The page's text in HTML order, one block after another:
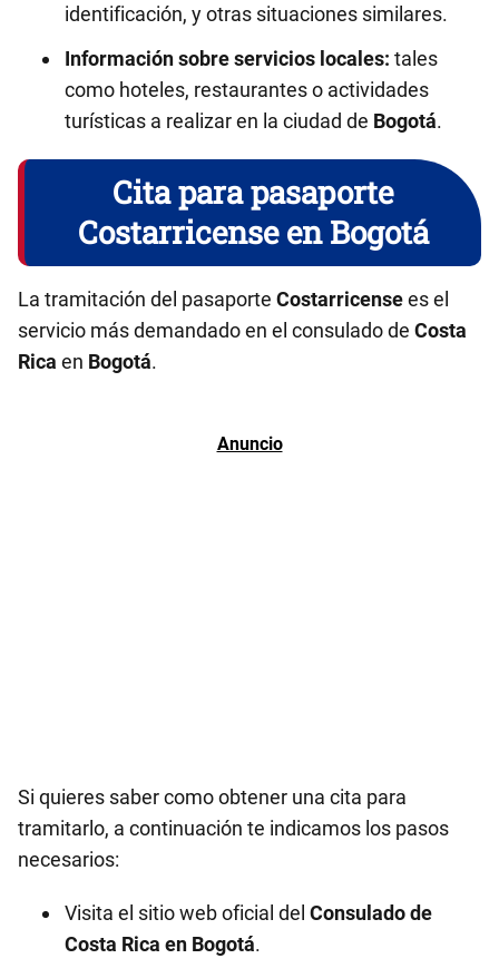
identificación, y otras situaciones similares.
Información sobre servicios locales: tales
como hoteles, restaurantes o actividades
turísticas a realizar en la ciudad de Bogotá.
Cita para pasaporte
Costarricense en Bogotá
La tramitación del pasaporte Costarricensees el
servicio más demandado en el consulado de Costa
Rica en Bogotá.
Si quieres saber como obtener una cita para
tramitarlo, a continuación te indicamos los pasos
necesarios:
Visita el sitio web oficial del Consulado de
Costa Rica en Bogotá.